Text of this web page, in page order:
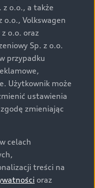
zdjęcia
opcjonalne, dostępne
wyposażenia i
sprzedaży, a
zawiera
Zastrzegamy
Wszelkie informacje
na dzień ich
najnowszych
z Partnerem Marki
marki Audi
pod
wymagania
zgodne z
z o.o., a także
o.o., Volkswagen
o.o. oraz
Sp. z o.o.
przypadku
Użytkownik może
ustawienia
zmieniając
celach
treści na
oraz